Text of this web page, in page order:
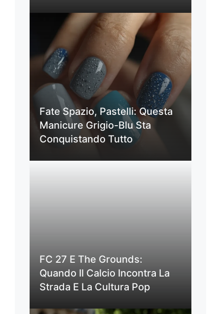
Fate Spazio, Pastelli: Questa
Manicure Grigio-Blu Sta
Conquistando Tutto
FC 27 E The Grounds:
Quando Il Calcio Incontra La
Strada E La Cultura Pop